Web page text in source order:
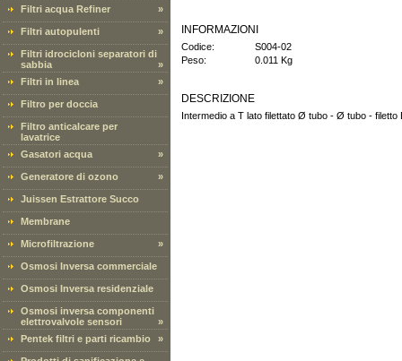
Filtri acqua Refiner »
Filtri autopulenti »
Filtri idrocicloni separatori di
sabbia
»
Filtri in linea
»
Filtro per doccia
Filtro anticalcare per
lavatrice
Gasatori acqua
»
Generatore di ozono »
Juissen Estrattore Succo
Membrane
Microfiltrazione »
Osmosi Inversa commerciale
Osmosi Inversa residenziale
Osmosi inversa componenti
elettrovalvole sensori
»
Pentek filtri e parti ricambio
»
INFORMAZIONI
Codice:
S004-02
Peso:
0.011 Kg
DESCRIZIONE
Intermedio a T lato filettato Ø tubo - Ø tubo - filetto